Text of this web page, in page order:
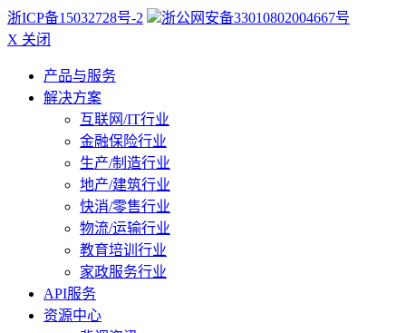
浙ICP备15032728号-2
浙公网安备33010802004667号
X 关闭
产品与服务
解决方案
互联网/IT行业
金融保险行业
生产/制造行业
地产/建筑行业
快消/零售行业
物流/运输行业
教育培训行业
家政服务行业
API服务
资源中心